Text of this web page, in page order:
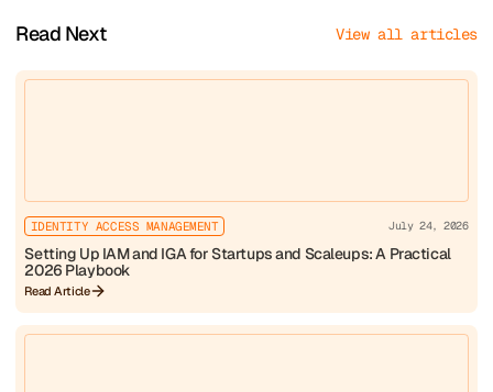
Read Next View all articles
IDENTITY ACCESS MANAGEMENT July 24, 2026
Setting Up IAM and IGA for Startups and Scaleups: A Practical
2026 Playbook
Read Article